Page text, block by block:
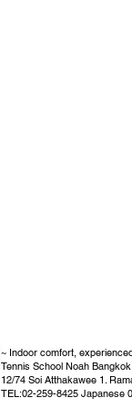
~ Indoor comfort,
Tennis School Noah
12/74 Soi Atthakawee 1.
TEL:02-259-8425 Japanese